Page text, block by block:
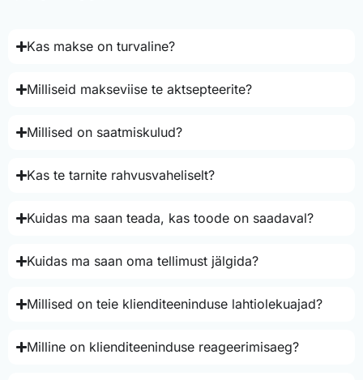
Kas makse on turvaline?
Milliseid makseviise te aktsepteerite?
Millised on saatmiskulud?
Kas te tarnite rahvusvaheliselt?
Kuidas ma saan teada, kas toode on saadaval?
Kuidas ma saan oma tellimust jälgida?
Millised on teie klienditeeninduse lahtiolekuajad?
Milline on klienditeeninduse reageerimisaeg?